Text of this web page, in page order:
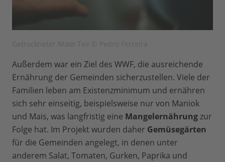
Außerdem war ein Ziel des WWF, die ausreichende
Ernährung der Gemeinden sicherzustellen. Viele der
Familien leben am Existenzminimum und ernähren
sich sehr einseitig, beispielsweise nur von Maniok
und Mais, was langfristig eine Mangelernährungzur
Folge hat. Im Projekt wurden daher Gemüsegärten
für die Gemeinden angelegt, in denen unter
anderem Salat, Tomaten, Gurken, Paprika und